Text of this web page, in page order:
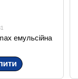
емульсійна